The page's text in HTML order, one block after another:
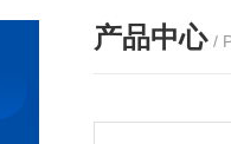
产品中心 /